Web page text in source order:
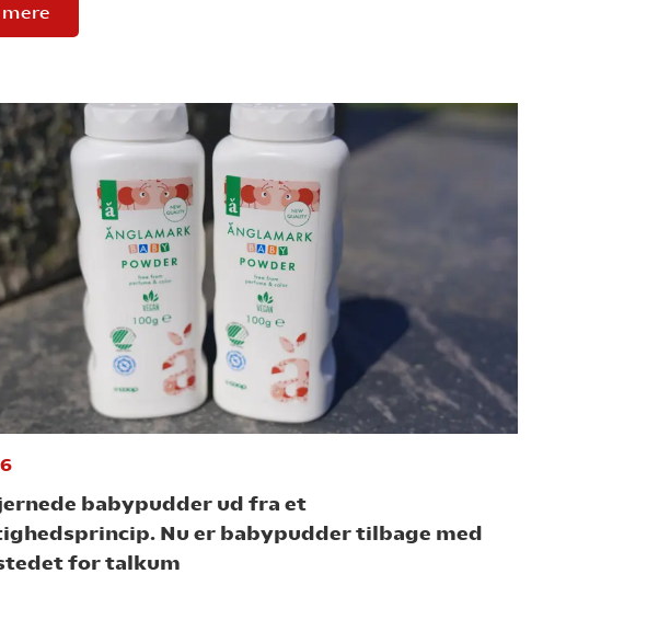
babypudder ud fra et
Nu er babypudder tilbage med
for talkum